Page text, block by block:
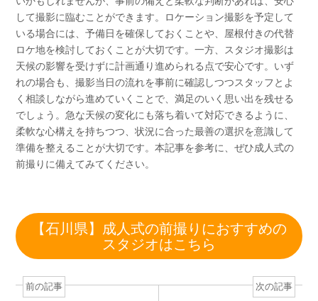
して撮影に臨むことができます。ロケーション撮影を予定して
いる場合には、予備日を確保しておくことや、屋根付きの代替
ロケ地を検討しておくことが大切です。一方、スタジオ撮影は
天候の影響を受けずに計画通り進められる点で安心です。いず
れの場合も、撮影当日の流れを事前に確認しつつスタッフとよ
く相談しながら進めていくことで、満足のいく思い出を残せる
でしょう。急な天候の変化にも落ち着いて対応できるように、
柔軟な心構えを持ちつつ、状況に合った最善の選択を意識して
準備を整えることが大切です。本記事を参考に、ぜひ成人式の
前撮りに備えてみてください。
【石川県】成人式の前撮りにおすすめの
スタジオはこちら
前の記事 次の記事